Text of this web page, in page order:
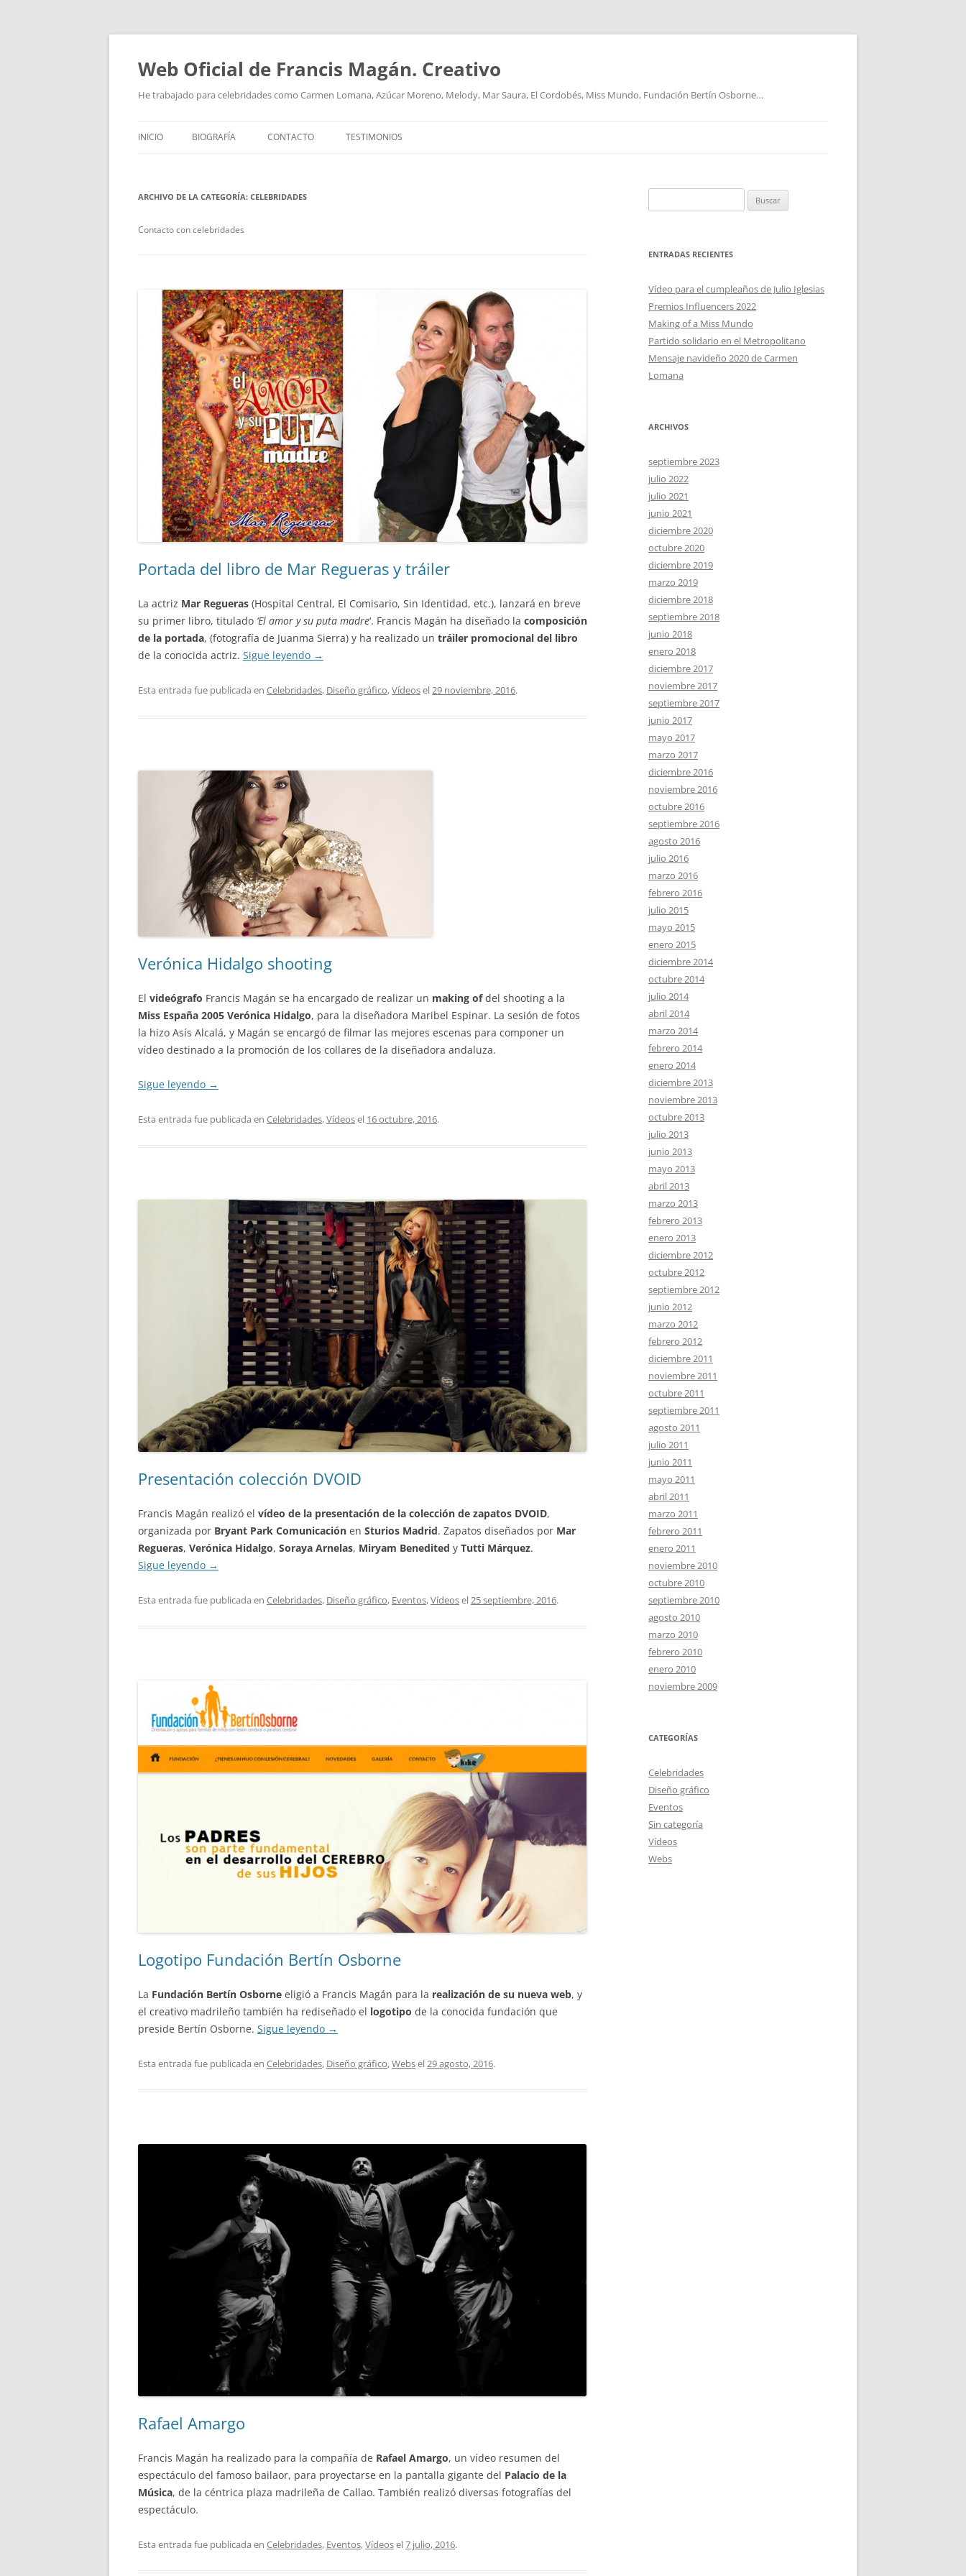
Saltar
contenido
Web Oficial de Francis Magán. Creativo
He trabajado para celebridades como Carmen Lomana, Azúcar Moreno, Melody, Mar Saura, El Cordobés, Miss Mundo, Fundación Bertín Osborne…
INICIO BIOGRAFÍA CONTACTO TESTIMONIOS
ARCHIVO DE LA CATEGORÍA: CELEBRIDADES
Contacto con celebridades
Portada del libro de Mar Regueras y tráiler
La actriz Mar Regueras (Hospital Central, El Comisario, Sin Identidad, etc.), lanzará en breve
su primer libro, titulado ‘El amor y su puta madre‘. Francis Magán ha diseñado la composición
de la portada, (fotografía de Juanma Sierra) y ha realizado un tráiler promocional del libro
de la conocida actriz. Sigue leyendo →
Esta entrada fue publicada en Celebridades, Diseño gráfico,Vídeosel29 noviembre, 2016.
Verónica Hidalgo shooting
El videógrafo Francis Magán se ha encargado de realizar un making ofdel shooting a la
Miss España 2005 Verónica Hidalgo, para la diseñadora Maribel Espinar. La sesión de fotos
la hizo Asís Alcalá, y Magán se encargó de filmar las mejores escenas para componer un
vídeo destinado a la promoción de los collares de la diseñadora andaluza.
Sigue leyendo →
Esta entrada fue publicada en Celebridades,Vídeosel 16 octubre, 2016.
Presentación colección DVOID
Francis Magán realizó el vídeo de la presentación de la colección de zapatos DVOID,
organizada por Bryant Park Comunicación en Sturios Madrid. Zapatos diseñados por Mar
Regueras, Verónica Hidalgo, Soraya Arnelas, Miryam Benedited y Tutti Márquez.
Sigue leyendo →
Esta entrada fue publicada en Celebridades, Diseño gráfico, Eventos,Vídeosel25 septiembre, 2016.
Logotipo Fundación Bertín Osborne
La Fundación Bertín Osborne eligió a Francis Magán para la realización de su nueva web, y
el creativo madrileño también ha rediseñado el logotipo de la conocida fundación que
preside Bertín Osborne. Sigue leyendo →
Esta entrada fue publicada en Celebridades, Diseño gráfico,Websel29 agosto, 2016.
Rafael Amargo
Francis Magán ha realizado para la compañía de Rafael Amargo, un vídeo resumen del
espectáculo del famoso bailaor, para proyectarse en la pantalla gigante del Palacio de la
Música, de la céntrica plaza madrileña de Callao. También realizó diversas fotografías del
espectáculo.
Esta entrada fue publicada en Celebridades, Eventos,Vídeosel7 julio, 2016.
ENTRADAS RECIENTES
Vídeo para el cumpleaños de Julio Iglesias
Premios Influencers 2022
Making of a Miss Mundo
Partido solidario en el Metropolitano
Mensaje navideño 2020 de Carmen
Lomana
ARCHIVOS
septiembre 2023
julio 2022
julio 2021
junio 2021
diciembre 2020
octubre 2020
diciembre 2019
marzo 2019
diciembre 2018
septiembre 2018
junio 2018
enero 2018
diciembre 2017
noviembre 2017
septiembre 2017
junio 2017
mayo 2017
marzo 2017
diciembre 2016
noviembre 2016
octubre 2016
septiembre 2016
agosto 2016
julio 2016
marzo 2016
febrero 2016
julio 2015
mayo 2015
enero 2015
diciembre 2014
octubre 2014
julio 2014
abril 2014
marzo 2014
febrero 2014
enero 2014
diciembre 2013
noviembre 2013
octubre 2013
julio 2013
junio 2013
mayo 2013
abril 2013
marzo 2013
febrero 2013
enero 2013
diciembre 2012
octubre 2012
septiembre 2012
junio 2012
marzo 2012
febrero 2012
diciembre 2011
noviembre 2011
octubre 2011
septiembre 2011
agosto 2011
julio 2011
junio 2011
mayo 2011
abril 2011
marzo 2011
febrero 2011
enero 2011
noviembre 2010
octubre 2010
septiembre 2010
agosto 2010
marzo 2010
febrero 2010
enero 2010
noviembre 2009
CATEGORÍAS
Celebridades
Diseño gráfico
Eventos
Sin categoría
Vídeos
Webs